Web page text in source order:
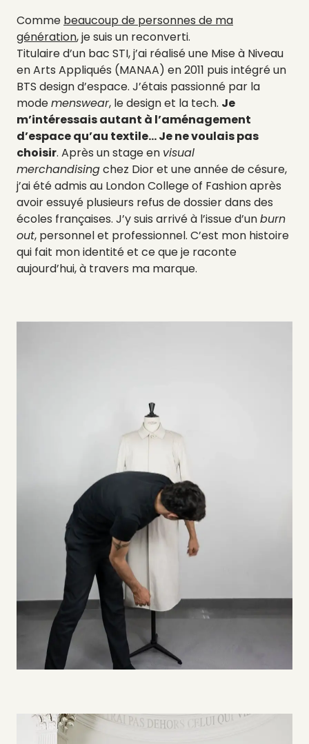
Comme beaucoup de personnes de ma
génération, je suis un reconverti.
Titulaire d’un bac STI, j’ai réalisé une Mise à Niveau
en Arts Appliqués (MANAA) en 2011 puis intégré un
BTS design d’espace. J’étais passionné par la
modemenswear, le design et la tech. Je
m’intéressais autant à l’aménagement
d’espace qu’au textile… Je ne voulais pas
choisir. Après un stage en visual
merchandisingchez Dior et une année de césure,
j’ai été admis au London College of Fashion après
avoir essuyé plusieurs refus de dossier dans des
écoles françaises. J’y suis arrivé à l’issue d’unburn
out, personnel et professionnel. C’est mon histoire
qui fait mon identité et ce que je raconte
aujourd’hui, à travers ma marque.